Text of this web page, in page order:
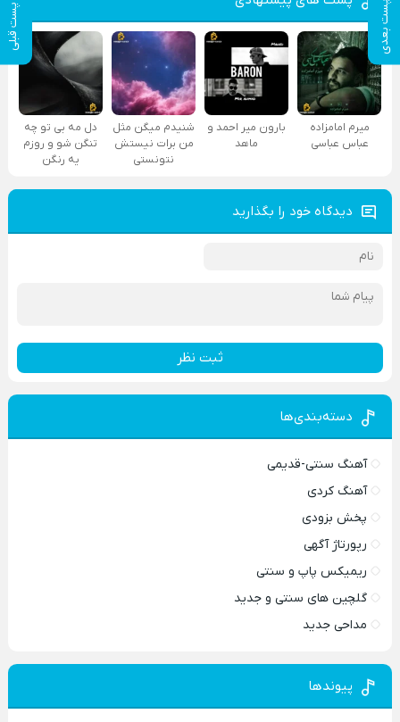
پست بعدی پست قبلی
میرم امامزاده
عباس عباسی
بارون میر احمد و
ماهد
شنیدم میگن مثل
من برات نیستش
نتونستی
دل مه بی تو چه
تنگن شو و روزم
یه رنگن
دیدگاه خود را بگذارید
ثبت نظر
دسته‌بندی‌ها
آهنگ سنتی-قدیمی
آهنگ کردی
پخش بزودی
رپورتاژ آگهی
ریمیکس پاپ و سنتی
گلچین های سنتی و جدید
مداحی جدید
پیوندها